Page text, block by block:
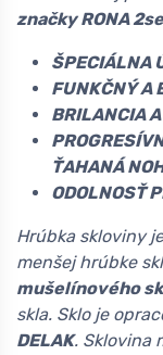
značky RONA
ŠPECIÁLNA
FUNKČNÝ A
BRILANCIA
ŤAHANÁ
ODOLNOSŤ
Hrúbka skloviny
menšej hrúbke
mušelínového
skla. Sklo je
DELAK. Sklovina